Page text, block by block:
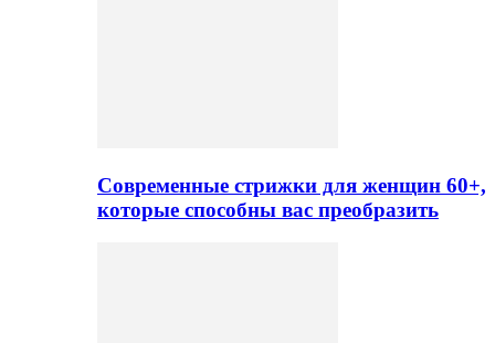
Современные стрижки для женщин 60+,
которые способны вас преобразить